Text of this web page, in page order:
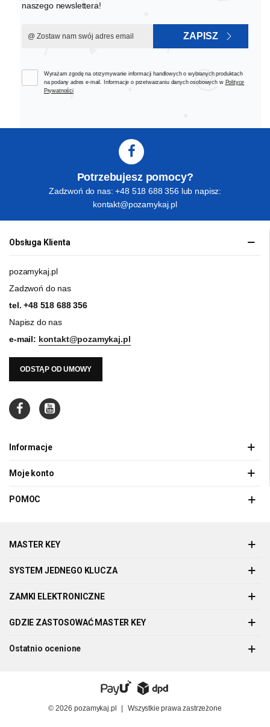
naszego newslettera!
ZAPISZ
Wyrażam zgodę na otrzymywanie informacji handlowych o wybranych produktach
na podany adres e-mail. Informacje o przetwarzaniu danych osobowych w Polityce
Prywatności
Potrzebujesz pomocy?
Zadzwoń do nas: +48 518 688 356 lub napisz:
kontakt@pozamykaj.pl
Obsługa Klienta
pozamykaj.pl
Zadzwoń do nas
tel.+48 518 688 356
Napisz do nas
e-mail: kontakt@pozamykaj.pl
ODSTĄP OD UMOWY
Informacje
Moje konto
POMOC
MASTER KEY
SYSTEM JEDNEGO KLUCZA
ZAMKI ELEKTRONICZNE
GDZIE ZASTOSOWAĆ MASTER KEY
Ostatnio ocenione
© 2026 pozamykaj.pl Wszystkie prawa zastrzeżone